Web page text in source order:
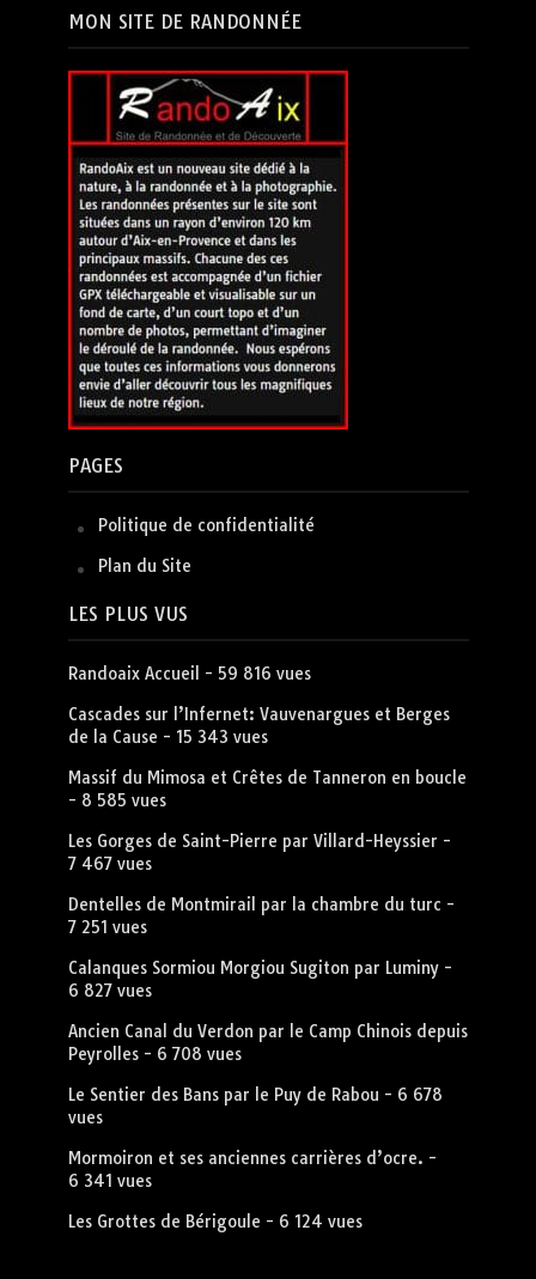
MON SITE DE RANDONNÉE
PAGES
Politique de confidentialité
Plan du Site
LES PLUS VUS
Randoaix Accueil - 59 816 vues
Cascades sur l’Infernet: Vauvenargues et Berges
de la Cause - 15 343 vues
Massif du Mimosa et Crêtes de Tanneron en boucle
- 8 585 vues
Les Gorges de Saint-Pierre par Villard-Heyssier -
7 467 vues
Dentelles de Montmirail par la chambre du turc -
7 251 vues
Calanques Sormiou Morgiou Sugiton par Luminy-
6 827 vues
Ancien Canal du Verdon par le Camp Chinois depuis
Peyrolles- 6 708 vues
Le Sentier des Bans par le Puy de Rabou - 6 678
vues
Mormoiron et ses anciennes carrières d’ocre. -
6 341 vues
Les Grottes de Bérigoule - 6 124 vues